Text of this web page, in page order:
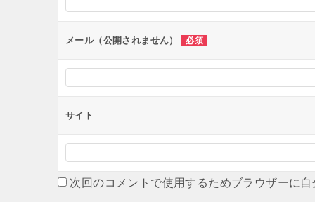
ョ
ンメール（公開されません） 必須
サイト
次回のコメントで使用するためブラウザーに